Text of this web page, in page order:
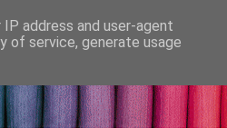
address and user-agent
of service, generate usage